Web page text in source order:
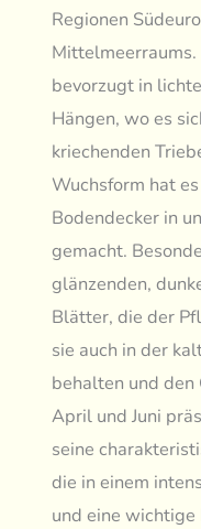
Regionen
bevorzugt in
Hängen, wo es
kriechenden
Wuchsform hat
Bodendecker in
gemacht.
glänzenden,
Blätter, die der
sie auch in der
behalten und
April und Juni
seine
die in einem
und eine